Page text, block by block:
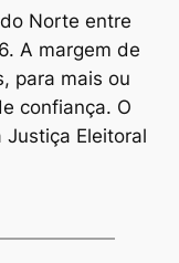
Norte entre
A margem de
para mais ou
confiança. O
Eleitoral